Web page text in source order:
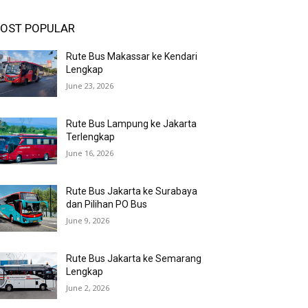
POPULAR
Rute Bus Makassar ke Kendari
Lengkap
June 23, 2026
Rute Bus Lampung ke Jakarta
Terlengkap
June 16, 2026
Rute Bus Jakarta ke Surabaya
dan Pilihan PO Bus
June 9, 2026
Rute Bus Jakarta ke Semarang
Lengkap
June 2, 2026